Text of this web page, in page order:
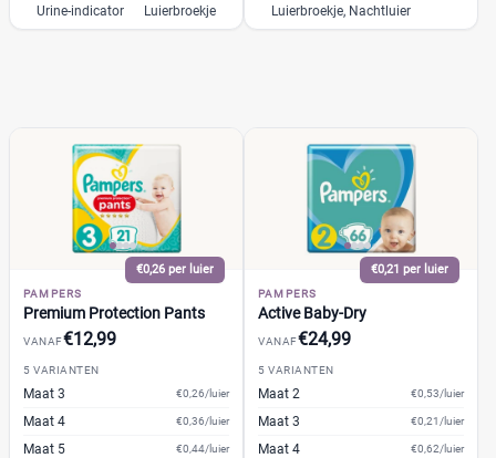
2-15+
+26 meer
Kenmerk
Milieuvriendelijk
Ongeparfumeerd (2)
Urine-indicator (24)
Urine-indicator Luierbroekje Luierbroekje, Nachtluier
€0,26 per luier
PAMPERS
Premium Protection Pants
VANAF€12,99
5 VARIANTEN
Maat 3 €0,26/luier
Maat 4 €0,36/luier
Maat 5 €0,44/luier
€0,21 per luier
PAMPERS
Active Baby-Dry
VANAF€24,99
5 VARIANTEN
Maat 2 €0,53/luier
Maat 3 €0,21/luier
Maat 4 €0,62/luier